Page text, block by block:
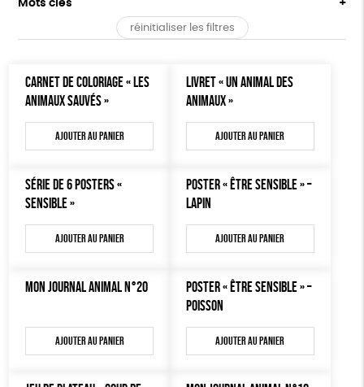
CARTES
BROCHURES
OUTILS ÉDUCATIFS
AUTRES OUTILS ÉDUCATIFS
LIBRAIRIE
Prix : du - cher au + cher
50 € - 100 €
150 € - 200 €
Plus de 200€
Mots clés
OEKO-Tex, PETA approuved vegan
réinitialiser les filtres
CARNET DE COLORIAGE « LES
ANIMAUX SAUVÉS »
Ajouter au panier
LIVRET « UN ANIMAL DES
ANIMAUX »
Ajouter au panier
SÉRIE DE 6 POSTERS «
SENSIBLE »
Ajouter au panier
POSTER « ÊTRE SENSIBLE » –
LAPIN
Ajouter au panier
MON JOURNAL ANIMAL N°20
Ajouter au panier
POSTER « ÊTRE SENSIBLE » –
POISSON
Ajouter au panier